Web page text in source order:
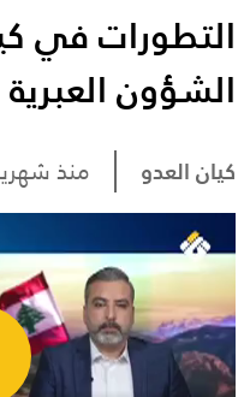
التطورات في
الشؤون
كيان العدو منذ